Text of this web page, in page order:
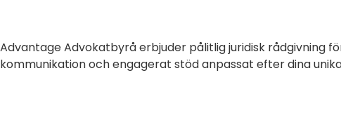
Advantage Advokatbyrå erbjuder pålitlig juridisk rådgivning
kommunikation och engagerat stöd anpassat efter dina